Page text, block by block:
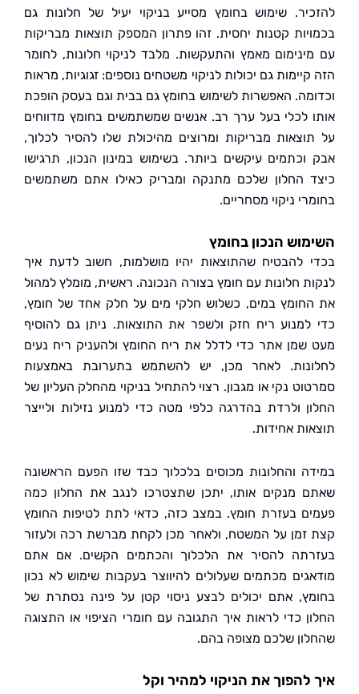
שימוש בחומץ מסייע בניקוי יעיל של חלונות גם
קטנות יחסית. זהו פתרון המספק תוצאות מבריקות
מאמץ והתעקשות. מלבד לניקוי חלונות, לחומר
גם יכולות לניקוי משטחים נוספים: זגוגיות, מראות
האפשרות לשימוש בחומץ גם בבית וגם בעסק הופכת
לכלי בעל ערך רב. אנשים שמשתמשים בחומץ מדווחים
מבריקות ומרוצים מהיכולת שלו להסיר לכלוך,
עיקשים ביותר. בשימוש במינון הנכון, תרגישו
החלון שלכם מתנקה ומבריק כאילו אתם משתמשים
ניקוי מסחריים.
הנכון בחומץ
להבטיח שהתוצאות יהיו מושלמות, חשוב לדעת איך
חלונות עם חומץ בצורה הנכונה. ראשית, מומלץ למהול
במים, כשלוש חלקי מים על חלק אחד של חומץ,
ריח חזק ולשפר את התוצאות. ניתן גם להוסיף
אתר כדי לדלל את ריח החומץ ולהעניק ריח נעים
לאחר מכן, יש להשתמש בתערובת באמצעות
נקי או מגבון. רצוי להתחיל בניקוי מהחלק העליון של
ולרדת בהדרגה כלפי מטה כדי למנוע נזילות ולייצר
אחידות.
והחלונות מכוסים בלכלוך כבד שזו הפעם הראשונה
מנקים אותו, יתכן שתצטרכו לנגב את החלון כמה
בעזרת חומץ. במצב כזה, כדאי לתת לטיפות החומץ
על המשטח, ולאחר מכן לקחת מברשת רכה ולעזור
להסיר את הלכלוך והכתמים הקשים. אם אתם
מכתמים שעלולים להיווצר בעקבות שימוש לא נכון
אתם יכולים לבצע ניסוי קטן על פינה נסתרת של
כדי לראות איך התגובה עם חומרי הציפוי או התצוגה
שלכם מצופה בהם.
את הניקוי למהיר וקל